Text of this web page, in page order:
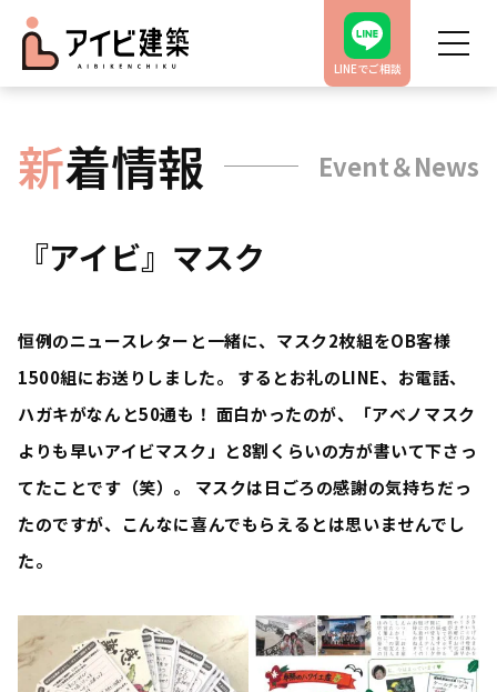
LINEでご相談
新着情報 Event＆News
『アイビ』マスク
恒例のニュースレターと一緒に、マスク2枚組をOB客様
1500組にお送りしました。 するとお礼のLINE、お電話、
ハガキがなんと50通も！ 面白かったのが、「アベノマスク
よりも早いアイビマスク」と8割くらいの方が書いて下さっ
てたことです（笑）。 マスクは日ごろの感謝の気持ちだっ
たのですが、こんなに喜んでもらえるとは思いませんでし
た。